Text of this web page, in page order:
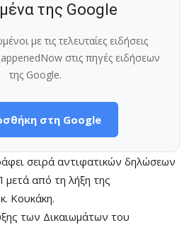
της Google
με τις τελευταίες ειδήσεις
στις πηγές ειδήσεων
της Google.
στη Google
σειρά αντιφατικών δηλώσεων
μετά από τη λήξη της
Κουκάκη.
των Δικαιωμάτων του